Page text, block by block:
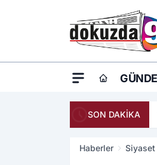
SON DAKİKA
Haberler Siyaset